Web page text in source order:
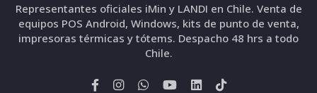
Representantes oficiales iMin y LANDI en Chile. Venta de
equipos POS Android, Windows, kits de punto de venta,
impresoras térmicas y tótems. Despacho 48 hrs a todo
Chile.